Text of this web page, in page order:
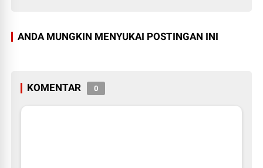
ANDA MUNGKIN MENYUKAI POSTINGAN INI
KOMENTAR 0